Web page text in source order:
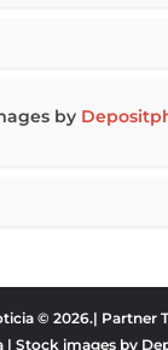
by
© 2026.| Partner
| Stock images by